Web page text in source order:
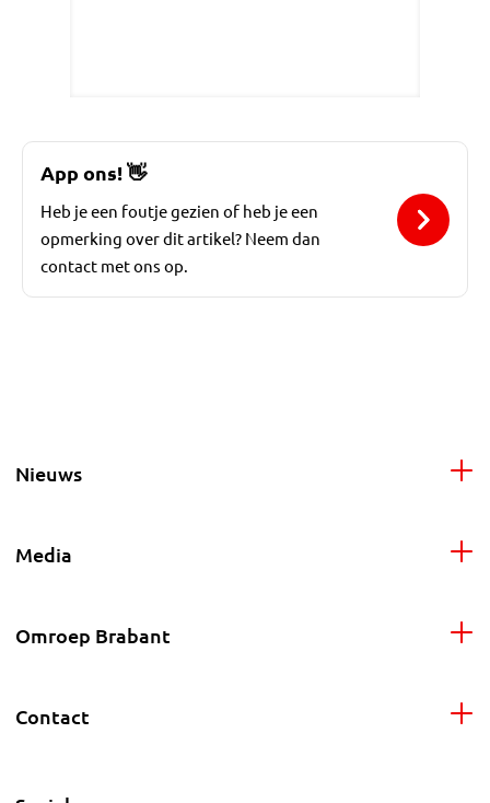
App ons!👋
Heb je een foutje gezien of heb je een
opmerking over dit artikel? Neem dan
contact met ons op.
Nieuws
Media
Omroep Brabant
Contact